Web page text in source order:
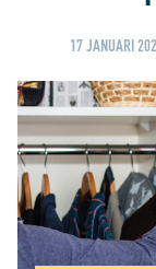
17 JANUARI